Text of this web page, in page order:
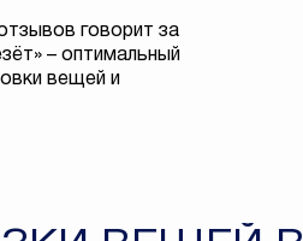
говорит за
– оптимальный
вещей и